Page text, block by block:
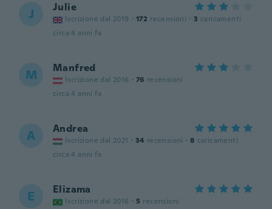
J Julie
Iscrizione dal 2019 · 172 recensioni · 3 caricamenti
circa 4 anni fa
M Manfred
Iscrizione dal 2016 · 76 recensioni
circa 4 anni fa
A Andrea
Iscrizione dal 2021 · 34 recensioni · 8 caricamenti
circa 4 anni fa
E Elizama
Iscrizione dal 2016 · 5 recensioni